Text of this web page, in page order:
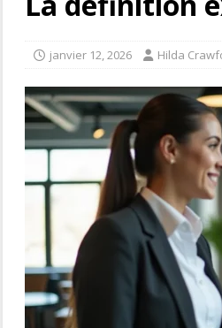
janvier 12, 2026 Hilda